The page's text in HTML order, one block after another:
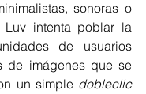
sonoras o
Luv intenta poblar la
de usuarios
de imágenes que se
un simple
dobleclic